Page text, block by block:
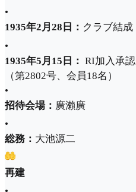
•
1935年2月28日： クラブ結成
•
1935年5月15日： RI加入承認
（第2802号、会員18名）
•
招待会場： 廣瀨廣
•
総務： 大池源二
再建